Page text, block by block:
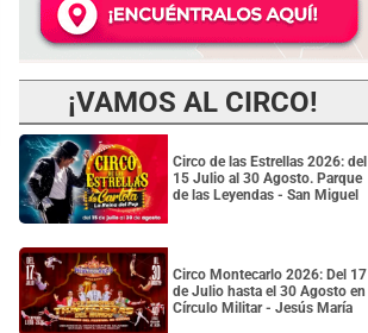
¡VAMOS AL CIRCO!
Circo de las Estrellas 2026: del
15 Julio al 30 Agosto. Parque
de las Leyendas - San Miguel
Circo Montecarlo 2026: Del 17
de Julio hasta el 30 Agosto en
Círculo Militar - Jesús María